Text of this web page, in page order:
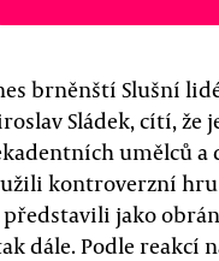
brněnští Slušní
Sládek, cítí,
umělců a
kontroverzní hru
představili jako
dále. Podle reakcí